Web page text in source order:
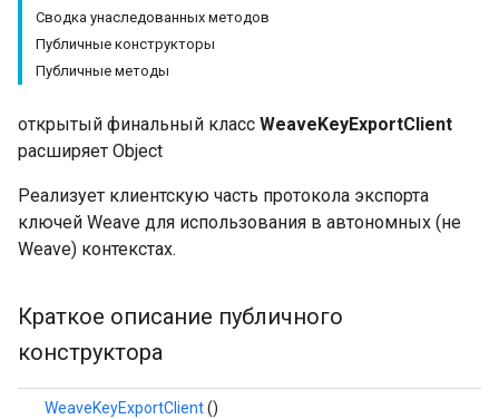
Сводка унаследованных методов
Публичные конструкторы
Публичные методы
открытый финальный класс WeaveKeyExportClient
расширяет Object
Реализует клиентскую часть протокола экспорта
ключей Weave для использования в автономных (не
Weave) контекстах.
Краткое описание публичного
конструктора
WeaveKeyExportClient()